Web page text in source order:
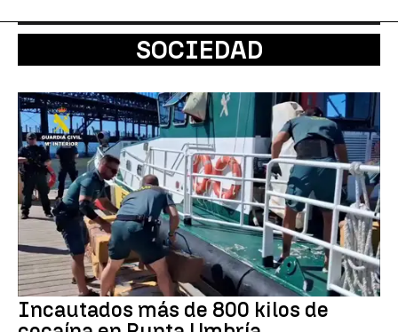
SOCIEDAD
Incautados más de 800 kilos de